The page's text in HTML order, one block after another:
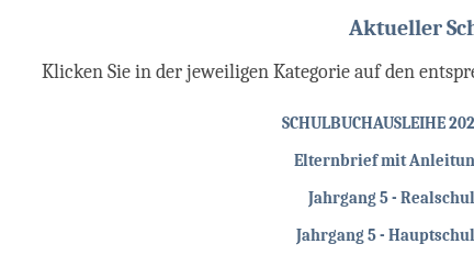
Aktueller
Klicken Sie in der jeweiligen Kategorie auf den
SCHULBUCHAUSLEIHE
Elternbrief mit
Jahrgang 5 -
Jahrgang 5 -